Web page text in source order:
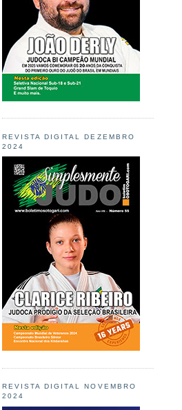
REVISTA DIGITAL DEZEMBRO
2024
REVISTA DIGITAL NOVEMBRO
2024